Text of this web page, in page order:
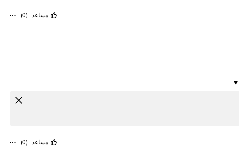
مساعد (
0
)
مساعد (
0
)